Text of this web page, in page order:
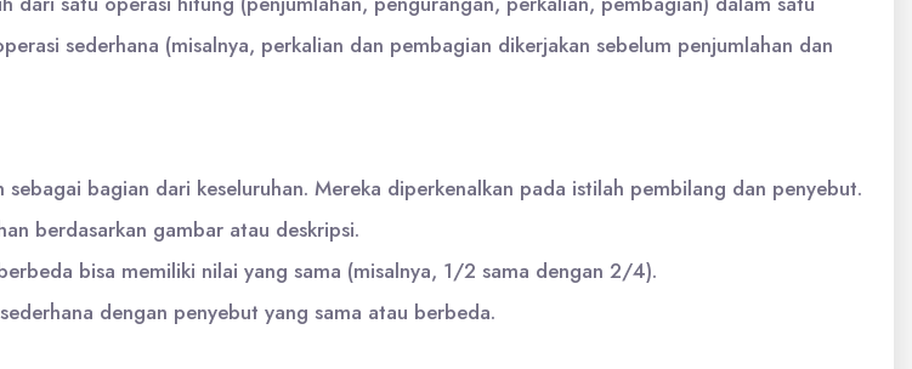
sederhana (misalnya, perkalian dan pembagian dikerjakan sebelum penjumlahan dan
bagian dari keseluruhan. Mereka diperkenalkan pada istilah pembilang dan penyebut.
berdasarkan gambar atau deskripsi.
bisa memiliki nilai yang sama (misalnya, 1/2 sama dengan 2/4).
dengan penyebut yang sama atau berbeda.